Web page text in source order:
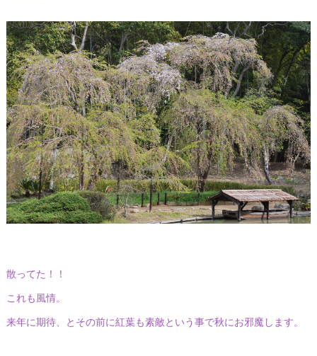
散ってた！！
これも風情。
来年に期待、とその前に紅葉も素敵という事で秋にお邪魔します。